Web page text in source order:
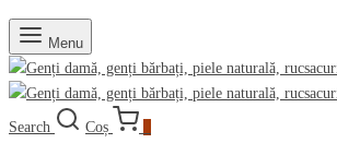
Menu
Search Coș